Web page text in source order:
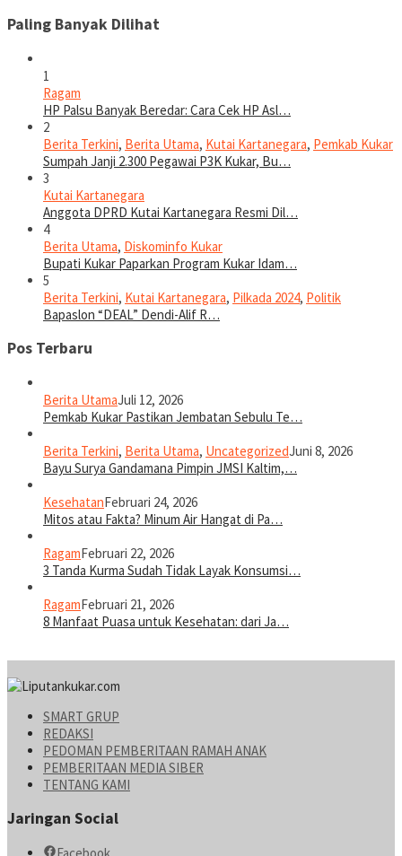
Paling Banyak Dilihat
1
Ragam
HP Palsu Banyak Beredar: Cara Cek HP Asl…
2
Berita Terkini, Berita Utama, Kutai Kartanegara, Pemkab Kukar
Sumpah Janji 2.300 Pegawai P3K Kukar, Bu…
3
Kutai Kartanegara
Anggota DPRD Kutai Kartanegara Resmi Dil…
4
Berita Utama, Diskominfo Kukar
Bupati Kukar Paparkan Program Kukar Idam…
5
Berita Terkini, Kutai Kartanegara, Pilkada 2024, Politik
Bapaslon “DEAL” Dendi-Alif R…
Pos Terbaru
Berita UtamaJuli 12, 2026
Pemkab Kukar Pastikan Jembatan Sebulu Te…
Berita Terkini, Berita Utama, UncategorizedJuni 8, 2026
Bayu Surya Gandamana Pimpin JMSI Kaltim,…
KesehatanFebruari 24, 2026
Mitos atau Fakta? Minum Air Hangat di Pa…
RagamFebruari 22, 2026
3 Tanda Kurma Sudah Tidak Layak Konsumsi…
RagamFebruari 21, 2026
8 Manfaat Puasa untuk Kesehatan: dari Ja…
SMART GRUP
REDAKSI
PEDOMAN PEMBERITAAN RAMAH ANAK
PEMBERITAAN MEDIA SIBER
TENTANG KAMI
Jaringan Social